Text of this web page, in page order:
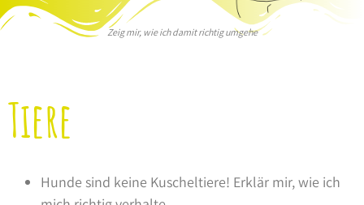
Zeig mir, wie ich damit richtig umgehe
Tiere
Hunde sind keine Kuscheltiere! Erklär mir, wie ich